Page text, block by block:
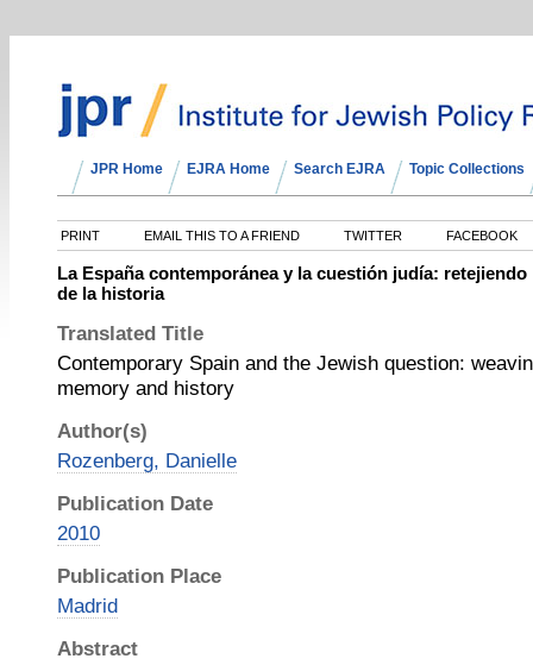
JPR Home EJRA Home Search EJRA Topic Collections
PRINT EMAIL THIS TO A FRIEND TWITTER FACEBOOK
La España contemporánea y la cuestión judía:
de la historia
Translated Title
Contemporary Spain and the Jewish question:
memory and history
Author(s)
Rozenberg, Danielle
Publication Date
2010
Publication Place
Madrid
Abstract